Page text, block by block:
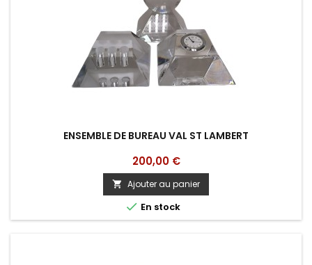
ENSEMBLE DE BUREAU VAL ST LAMBERT
Prix
200,00 €
 Ajouter au panier
 En stock